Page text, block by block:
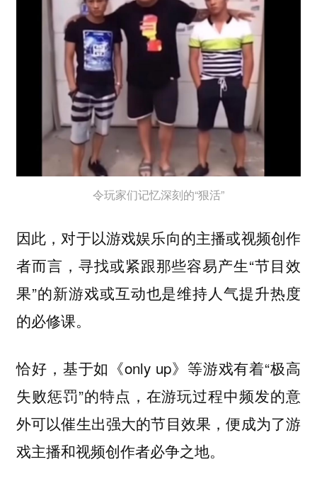
令玩家们记忆深刻的“狠活”
因此，对于以游戏娱乐向的主播或视频创作
者而言，寻找或紧跟那些容易产生“节目效
果”的新游戏或互动也是维持人气提升热度
的必修课。
恰好，基于如《only up》等游戏有着“极高
失败惩罚”的特点，在游玩过程中频发的意
外可以催生出强大的节目效果，便成为了游
戏主播和视频创作者必争之地。